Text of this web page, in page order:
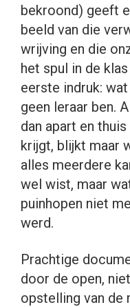
bekroond) geeft
beeld van die
wrijving en die
het spul in de
eerste indruk:
geen leraar ben.
dan apart en
krijgt, blijkt maar
alles meerdere
wel wist, maar
puinhopen niet
werd.
Prachtige
door de open,
opstelling van de